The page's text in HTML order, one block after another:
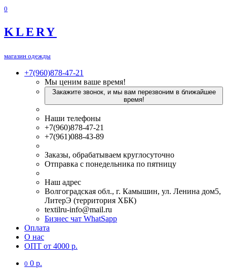
0
KLERY
магазин одежды
+7(960)878-47-21
Мы ценим ваше время!
Закажите звонок, и мы вам перезвоним в ближайшее
время!
Наши телефоны
+7(960)878-47-21
+7(961)088-43-89
Заказы, обрабатываем круглосуточно
Отправка с понедельника по пятницу
Наш адрес
Волгоградская обл., г. Камышин, ул. Ленина дом5,
ЛитерЭ (территория ХБК)
textilru-info@mail.ru
Бизнес чат WhatSapp
Оплата
О нас
ОПТ от 4000 р.
0 0 р.